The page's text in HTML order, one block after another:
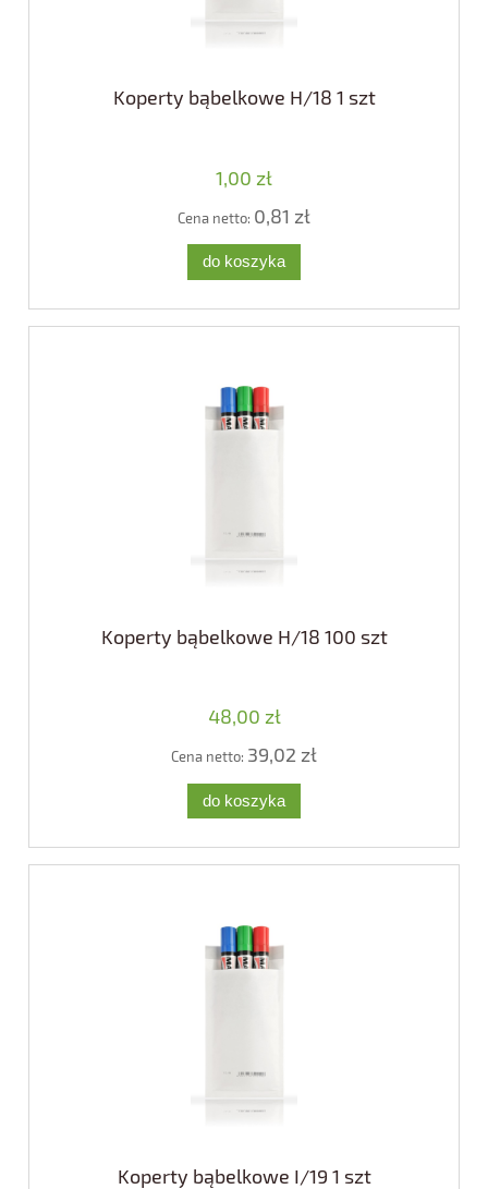
Koperty bąbelkowe H/18 1 szt
1,00 zł
Cena netto: 0,81 zł
do koszyka
Koperty bąbelkowe H/18 100 szt
48,00 zł
Cena netto: 39,02 zł
do koszyka
Koperty bąbelkowe I/19 1 szt